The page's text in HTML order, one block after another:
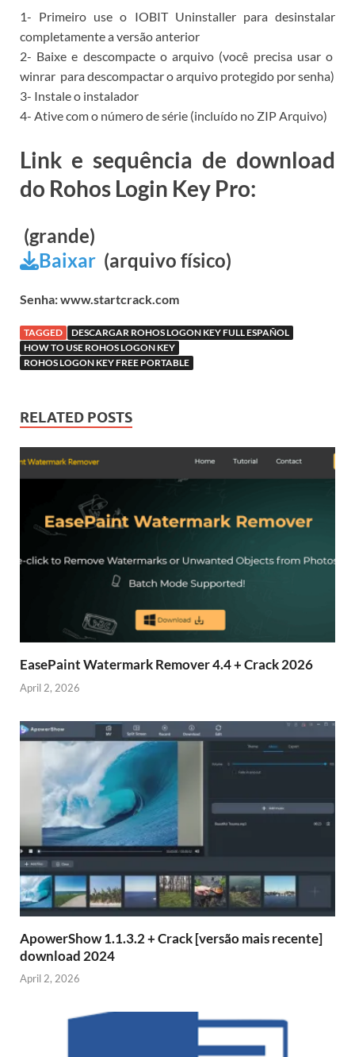
1- Primeiro use o IOBIT Uninstaller paradesinstalar
completamente a versão anterior
2- Baixe e descompacte o arquivo (você precisa usar o
winrar para descompactar o arquivo protegido por senha)
3- Instale o instalador
4- Ative com o número de série (incluído no ZIP Arquivo)
Link e sequência de download
do Rohos Login Key Pro:
(grande)
Baixar (arquivo físico)
Senha: www.startcrack.com
TAGGED
DESCARGAR ROHOS LOGON KEY FULL ESPAÑOL
HOW TO USE ROHOS LOGON KEY
ROHOS LOGON KEY FREE PORTABLE
RELATED POSTS
EasePaint Watermark Remover 4.4 + Crack 2026
April 2, 2026
ApowerShow 1.1.3.2 + Crack [versão mais recente]
download 2024
April 2, 2026